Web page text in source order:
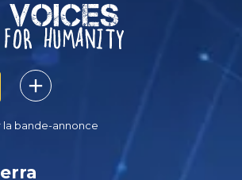
la bande-annonce